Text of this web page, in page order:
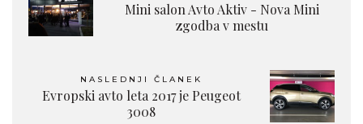
Mini salon Avto Aktiv - Nova Mini
zgodba v mestu
NASLEDNJI ČLANEK
Evropski avto leta 2017 je Peugeot
3008